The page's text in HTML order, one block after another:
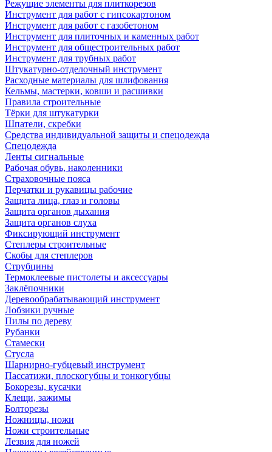
Режущие элементы для плиткорезов
Инструмент для работ с гипсокартоном
Инструмент для работ с газобетоном
Инструмент для плиточных и каменных работ
Инструмент для общестроительных работ
Инструмент для трубных работ
Штукатурно-отделочный инструмент
Расходные материалы для шлифования
Кельмы, мастерки, ковши и расшивки
Правила строительные
Тёрки для штукатурки
Шпатели, скребки
Средства индивидуальной защиты и спецодежда
Спецодежда
Ленты сигнальные
Рабочая обувь, наколенники
Страховочные пояса
Перчатки и рукавицы рабочие
Защита лица, глаз и головы
Защита органов дыхания
Защита органов слуха
Фиксирующий инструмент
Степлеры строительные
Скобы для степлеров
Струбцины
Термоклеевые пистолеты и аксессуары
Заклёпочники
Деревообрабатывающий инструмент
Лобзики ручные
Пилы по дереву
Рубанки
Стамески
Стусла
Шарнирно-губцевый инструмент
Пассатижи, плоскогубцы и тонкогубцы
Бокорезы, кусачки
Клещи, зажимы
Болторезы
Ножницы, ножи
Ножи строительные
Лезвия для ножей